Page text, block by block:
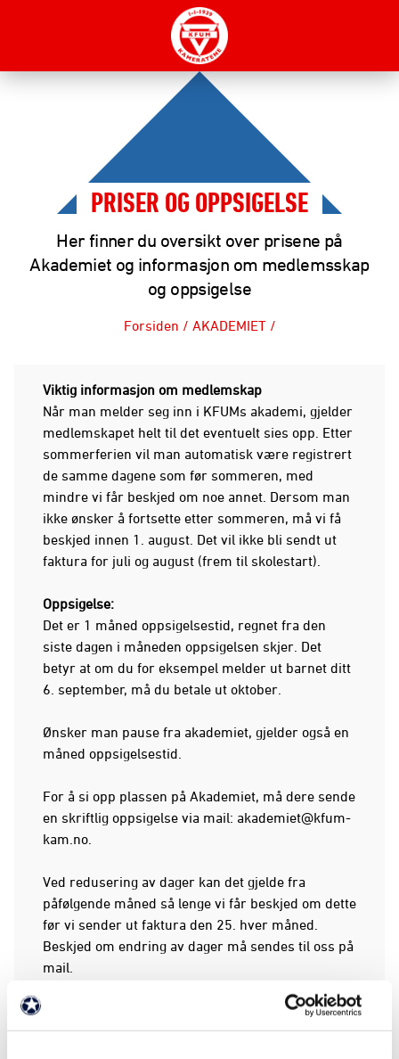
PRISER OG OPPSIGELSE
Her finner du oversikt over prisene på
Akademiet og informasjon om medlemsskap
og oppsigelse
Forsiden / AKADEMIET /
Viktig informasjon om medlemskap
Når man melder seg inn i KFUMs akademi, gjelder
medlemskapet helt til det eventuelt sies opp. Etter
sommerferien vil man automatisk være registrert
de samme dagene som før sommeren, med
mindre vi får beskjed om noe annet. Dersom man
ikke ønsker å fortsette etter sommeren, må vi få
beskjed innen 1. august. Det vil ikke bli sendt ut
faktura for juli og august (frem til skolestart).
Oppsigelse:
Det er 1 måned oppsigelsestid, regnet fra den
siste dagen i måneden oppsigelsen skjer. Det
betyr at om du for eksempel melder ut barnet ditt
6. september, må du betale ut oktober.
Ønsker man pause fra akademiet, gjelder også en
måned oppsigelsestid.
For å si opp plassen på Akademiet, må dere sende
en skriftlig oppsigelse via mail: akademiet@kfum-
kam.no
Ved redusering av dager kan det gjelde fra
påfølgende måned så lenge vi får beskjed om dette
før vi sender ut faktura den 25. hver måned.
Beskjed om endring av dager må sendes til oss på
mail.
Under finner du oversikt over priser for akademi